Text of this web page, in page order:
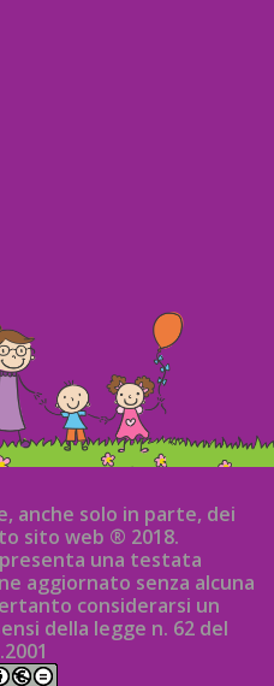
anche solo in parte, dei
sito web ® 2018.
una testata
aggiornato senza alcuna
considerarsi un
della legge n. 62 del